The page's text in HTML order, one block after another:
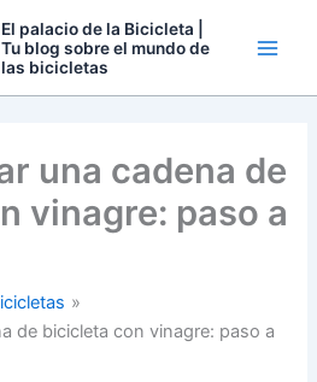
El palacio de la Bicicleta |
Tu blog sobre el mundo de
las bicicletas
una cadena de
vinagre: paso a
de bicicleta con vinagre: paso a